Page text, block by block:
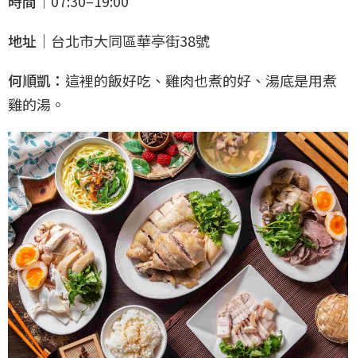
地址｜ 台北市大同區華亭街38號
何順凱： 這裡的飯好吃、雞肉也煮的好、湯底是用煮
雞的湯。